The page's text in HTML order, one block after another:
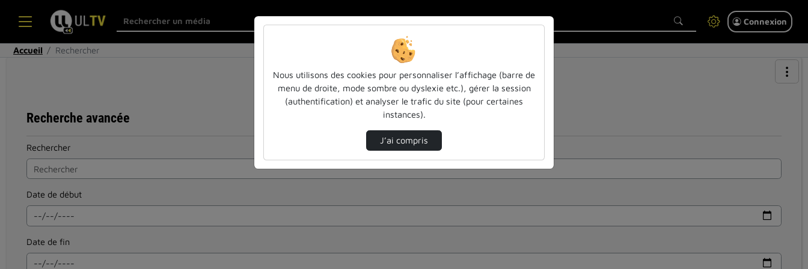
Connexion
Accueil Rechercher
Recherche avancée
Rechercher
Date de début
Date de fin
Nous utilisons des cookies pour personnaliser l’affichage (barre de
menu de droite, mode sombre ou dyslexie etc.), gérer la session
(authentification) et analyser le trafic du site (pour certaines
instances).
J’ai compris